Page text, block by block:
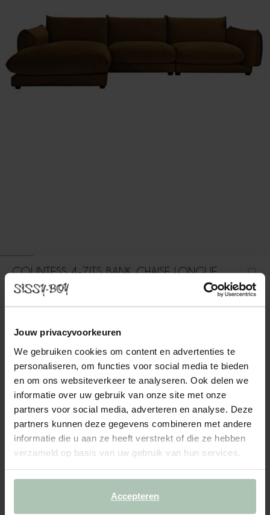
Jouw privacyvoorkeuren
We gebruiken cookies om content en advertenties te
personaliseren, om functies voor social media te bieden
en om ons websiteverkeer te analyseren. Ook delen we
informatie over uw gebruik van onze site met onze
partners voor social media, adverteren en analyse. Deze
partners kunnen deze gegevens combineren met andere
informatie die u aan ze heeft verstrekt of die ze hebben
verzameld op basis van uw gebruik van hun services.
Accepteren
COUNTESS 4-ZITS BANK CHAISE LONGUE
LINKS ROYAL ARMY
4-zits chaise longue links uit de Countess serie van Sissy-Boy. De
serie bestaat uit zeven modulaire onderdelen, zodat je de bank
hebt. Door de lage zitting geeft de C...
4 zits chaise longue... (1x) + opties
2 Stof: Royal Army + kleuropties